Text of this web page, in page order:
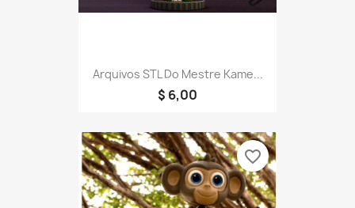
Arquivos STL Do Mestre Kame...
$ 6,00
favorite_border